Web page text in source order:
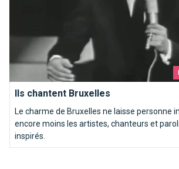
Ils chantent Bruxelles
Le charme de Bruxelles ne laisse personne
encore moins les artistes, chanteurs et
inspirés.